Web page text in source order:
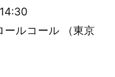
ールコール （東京